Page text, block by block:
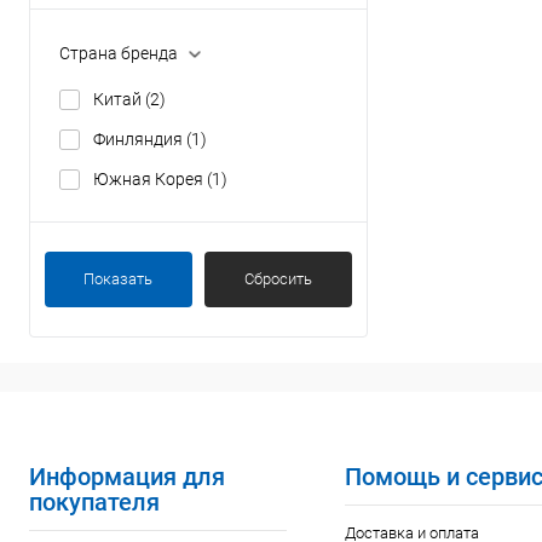
Страна бренда
Китай (2)
Финляндия (1)
Южная Корея (1)
Показать Сбросить
Информация для
покупателя
Помощь и
Доставка и оплата